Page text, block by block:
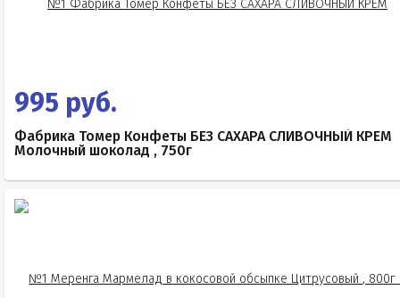
995 руб.
Фабрика Томер Конфеты БЕЗ САХАРА СЛИВОЧНЫЙ КРЕМ
Молочный шоколад , 750г